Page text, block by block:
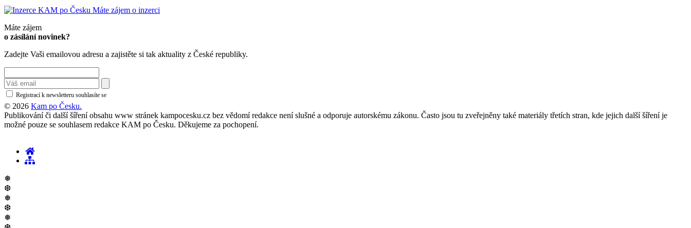
Máte zájem o inzerci
Máte zájem
o zásílání novinek?
Zadejte Vaši emailovou adresu a zajistěte si tak aktuality z České republiky.
Registrací k newsletteru souhlasíte se
© 2026 Kam po Česku.
Publikování či další šíření obsahu www stránek kampocesku.cz bez vědomí redakce není slušné a odporuje autorskému zákonu. Často jsou tu zveřejněny také materiály třetích stran, kde jejich další šíření je
možné pouze se souhlasem redakce KAM po Česku. Děkujeme za pochopení.
❅
❆
❅
❆
❅